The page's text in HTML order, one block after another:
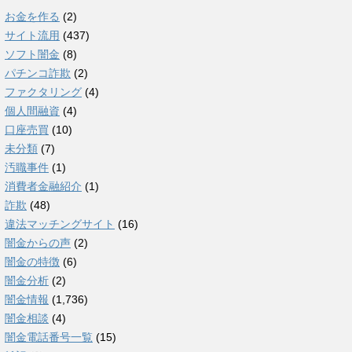
お金を作る (2)
サイト流用 (437)
ソフト闇金 (8)
パチンコ詐欺 (2)
ファクタリング (4)
個人間融資 (4)
口座売買 (10)
未分類 (7)
汚職事件 (1)
消費者金融紹介 (1)
詐欺 (48)
違法マッチングサイト (16)
闇金からの声 (2)
闇金の特徴 (6)
闇金分析 (2)
闇金情報 (1,736)
闇金相談 (4)
闇金電話番号一覧 (15)